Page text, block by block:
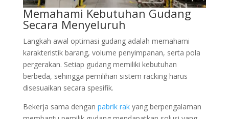
Memahami Kebutuhan Gudang
Secara Menyeluruh
Langkah awal optimasi gudang adalah memahami
karakteristik barang, volume penyimpanan, serta pola
pergerakan. Setiap gudang memiliki kebutuhan
berbeda, sehingga pemilihan sistem racking harus
disesuaikan secara spesifik.
Bekerja sama dengan pabrik rakyang berpengalaman